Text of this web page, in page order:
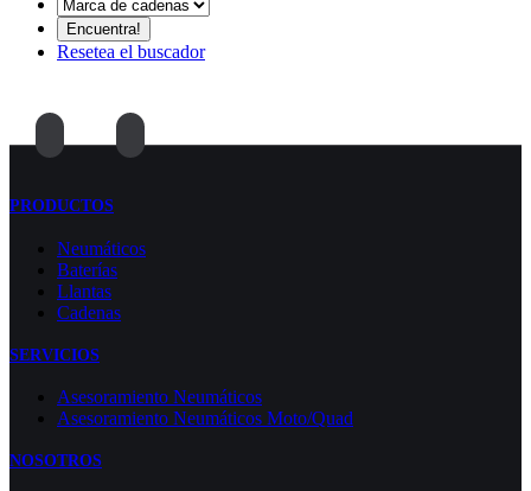
Resetea el buscador
PRODUCTOS
Neumáticos
Baterías
Llantas
Cadenas
SERVICIOS
Asesoramiento Neumáticos
Asesoramiento Neumáticos Moto/Quad
NOSOTROS